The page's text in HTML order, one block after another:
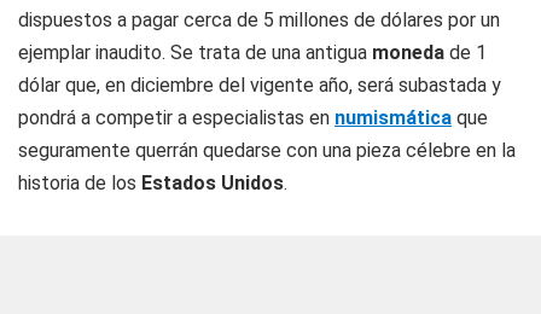
dispuestos a pagar cerca de 5 millones de dólares por un
ejemplar inaudito. Se trata de una antigua moneda de 1
dólar que, en diciembre del vigente año, será subastada y
pondrá a competir a especialistas en numismática que
seguramente querrán quedarse con una pieza célebre en la
historia de los Estados Unidos.